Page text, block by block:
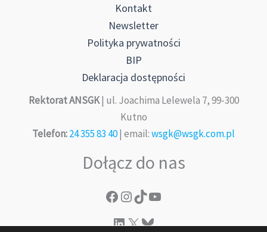
Kontakt
Newsletter
Polityka prywatności
BIP
Deklaracja dostępności
Rektorat ANSGK| ul. Joachima Lelewela 7, 99-300
Kutno
Telefon:24 355 83 40| email:wsgk@wsgk.com.pl
Dołącz do nas